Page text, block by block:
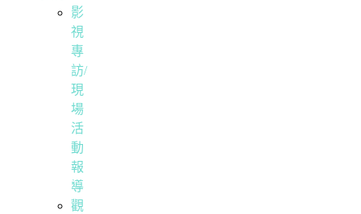
影
視
專
訪/
現
場
活
動
報
導
觀